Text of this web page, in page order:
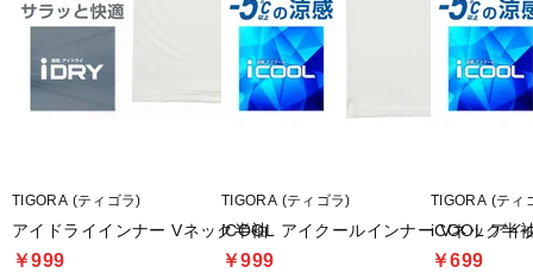
TIGORA (ティゴラ)
アイドライインナー Vネック半袖
￥999
TIGORA (ティゴラ)
iCOOL アイクールインナー Vネック半
￥999
TIGORA (ティ
iCOOL アイ
￥699